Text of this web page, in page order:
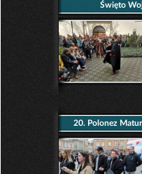
Święto
20. Polonez